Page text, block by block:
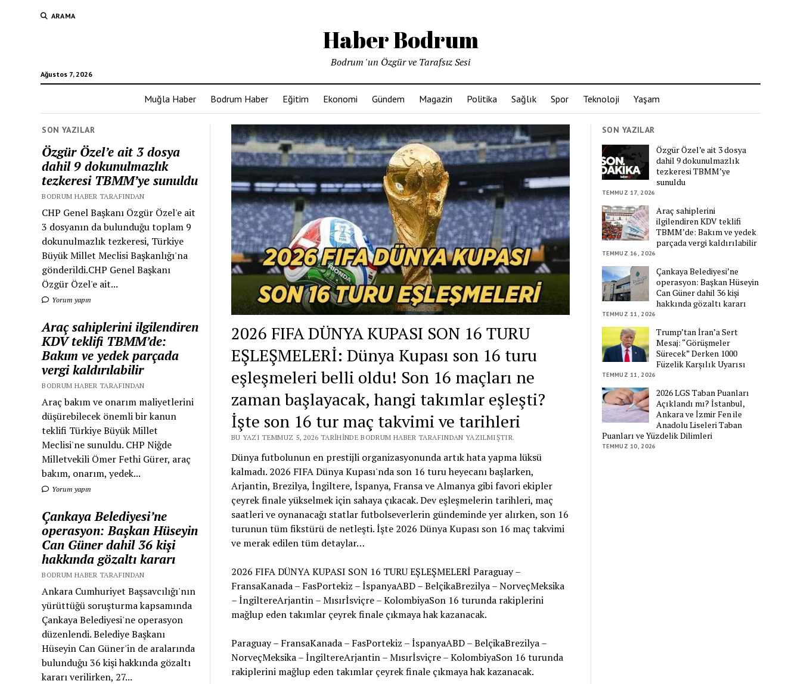
ARAMA
Haber Bodrum
Ağustos 7, 2026
Bodrum 'un Özgür ve Tarafsız Sesi
Muğla Haber Bodrum Haber Eğitim Ekonomi Gündem Magazin Politika Sağlık Spor Teknoloji Yaşam
SON YAZILAR
Özgür Özel’e ait 3 dosya
dahil 9 dokunulmazlık
tezkeresi TBMM’ye sunuldu
BODRUM HABER TARAFINDAN
CHP Genel Başkanı Özgür Özel'e ait
3 dosyanın da bulunduğu toplam 9
dokunulmazlık tezkeresi, Türkiye
Büyük Millet Meclisi Başkanlığı'na
gönderildi.CHP Genel Başkanı
Özgür Özel'e ait...
Yorum yapın
Araç sahiplerini ilgilendiren
KDV teklifi TBMM’de:
Bakım ve yedek parçada
vergi kaldırılabilir
BODRUM HABER TARAFINDAN
Araç bakım ve onarım maliyetlerini
düşürebilecek önemli bir kanun
teklifi Türkiye Büyük Millet
Meclisi'ne sunuldu. CHP Niğde
Milletvekili Ömer Fethi Gürer, araç
bakım, onarım, yedek...
Yorum yapın
Çankaya Belediyesi’ne
operasyon: Başkan Hüseyin
Can Güner dahil 36 kişi
hakkında gözaltı kararı
BODRUM HABER TARAFINDAN
Ankara Cumhuriyet Başsavcılığı'nın
yürüttüğü soruşturma kapsamında
Çankaya Belediyesi'ne operasyon
düzenlendi. Belediye Başkanı
Hüseyin Can Güner'in de aralarında
bulunduğu 36 kişi hakkında gözaltı
kararı verilirken, 27...
2026 FIFA DÜNYA KUPASI SON 16 TURU
EŞLEŞMELERİ: Dünya Kupası son 16 turu
eşleşmeleri belli oldu! Son 16 maçları ne
zaman başlayacak, hangi takımlar eşleşti?
İşte son 16 tur maç takvimi ve tarihleri
BU YAZI TEMMUZ 5, 2026 TARIHINDE BODRUM HABER TARAFINDAN YAZILMIŞTIR.
Dünya futbolunun en prestijli organizasyonunda artık hata yapma lüksü
kalmadı. 2026 FIFA Dünya Kupası'nda son 16 turu heyecanı başlarken,
Arjantin, Brezilya, İngiltere, İspanya, Fransa ve Almanya gibi favori ekipler
çeyrek finale yükselmek için sahaya çıkacak. Dev eşleşmelerin tarihleri, maç
saatleri ve oynanacağı statlar futbolseverlerin gündeminde yer alırken, son 16
turunun tüm fikstürü de netleşti. İşte 2026 Dünya Kupası son 16 maç takvimi
ve merak edilen tüm detaylar…
2026 FIFA DÜNYA KUPASI SON 16 TURU EŞLEŞMELERİ Paraguay –
FransaKanada – FasPortekiz – İspanyaABD – BelçikaBrezilya – NorveçMeksika
– İngiltereArjantin – Mısırİsviçre – KolombiyaSon 16 turunda rakiplerini
mağlup eden takımlar çeyrek finale çıkmaya hak kazanacak.
Paraguay – FransaKanada – FasPortekiz – İspanyaABD – BelçikaBrezilya –
NorveçMeksika – İngiltereArjantin – Mısırİsviçre – KolombiyaSon 16 turunda
rakiplerini mağlup eden takımlar çeyrek finale çıkmaya hak kazanacak.
SON YAZILAR
Özgür Özel’e ait 3 dosya
dahil 9 dokunulmazlık
tezkeresi TBMM’ye
sunuldu
TEMMUZ 17, 2026
Araç sahiplerini
ilgilendiren KDV teklifi
TBMM’de: Bakım ve yedek
parçada vergi kaldırılabilir
TEMMUZ 16, 2026
Çankaya Belediyesi’ne
operasyon: Başkan Hüseyin
Can Güner dahil 36 kişi
hakkında gözaltı kararı
TEMMUZ 11, 2026
Trump’tan İran’a Sert
Mesaj: “Görüşmeler
Sürecek” Derken 1000
Füzelik Karşılık Uyarısı
TEMMUZ 11, 2026
2026 LGS Taban Puanları
Açıklandı mı? İstanbul,
Ankara ve İzmir Fen ile
Anadolu Liseleri Taban
Puanları ve Yüzdelik Dilimleri
TEMMUZ 10, 2026